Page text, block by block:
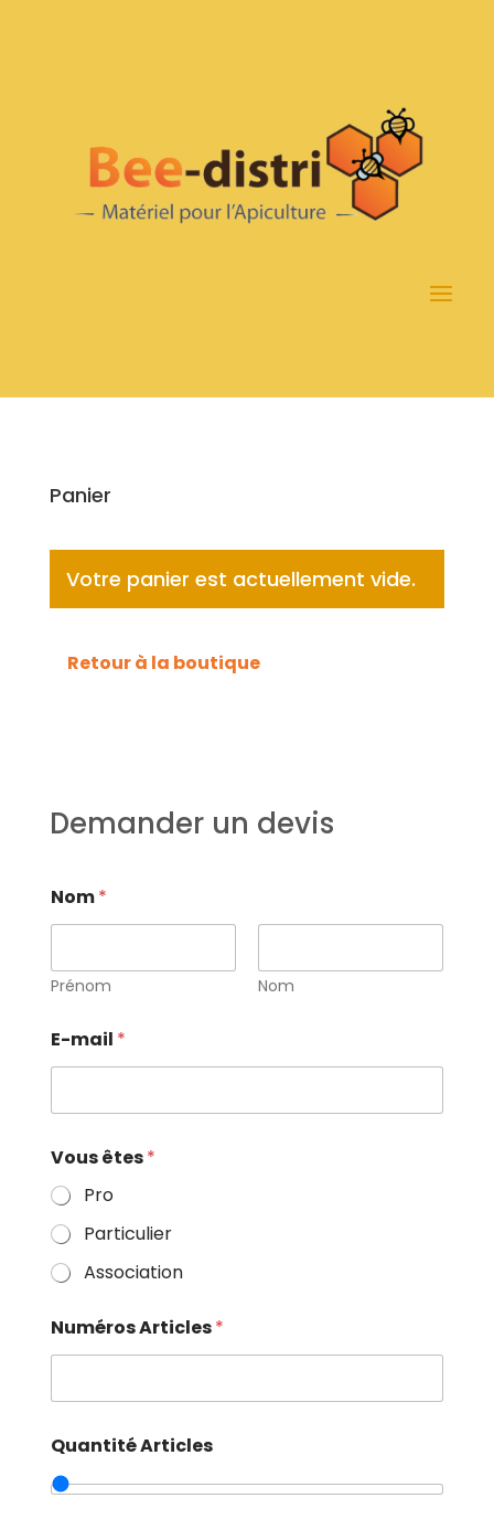
Panier
Votre panier est actuellement vide.
Retour à la boutique
Demander un devis
Nom*
Prénom Nom
E-mail *
Vous êtes*
Pro
Particulier
Association
Numéros Articles*
Quantité Articles